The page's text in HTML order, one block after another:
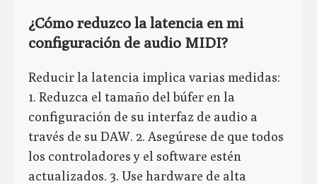
¿Cómo reduzco la latencia en mi
configuración de audio MIDI?
Reducir la latencia implica varias medidas:
1. Reduzca el tamaño del búfer en la
configuración de su interfaz de audio a
través de su DAW. 2. Asegúrese de que todos
los controladores y el software estén
actualizados. 3. Use hardware de alta